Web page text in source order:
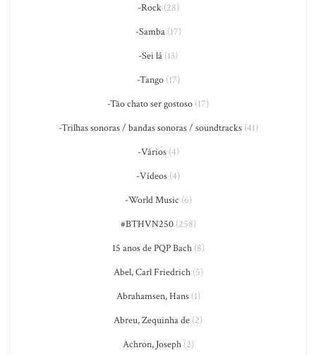
-Rock(28)
-Samba(17)
-Sei lá (13)
-Tango(17)
-Tão chato ser gostoso (17)
-Trilhas sonoras / bandas sonoras / soundtracks(41)
-Vários(4)
-Vídeos (4)
-World Music (6)
#BTHVN250(258)
15 anos de PQP Bach(8)
Abel, Carl Friedrich(5)
Abrahamsen, Hans(1)
Abreu, Zequinha de (2)
Achron, Joseph(2)